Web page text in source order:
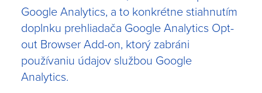
Google Analytics, a to konkrétne stiahnutím
doplnku prehliadača Google Analytics Opt-
out Browser Add-on, ktorý zabráni
používaniu údajov službou Google
Analytics.